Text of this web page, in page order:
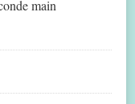
main